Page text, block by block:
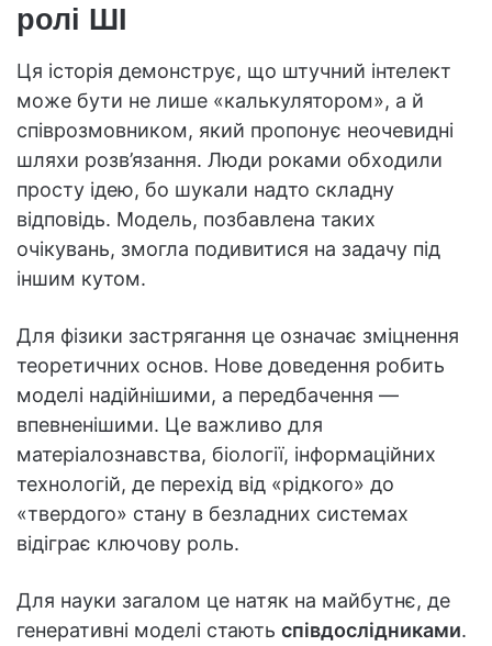
ролі ШІ
Ця історія демонструє, що штучний інтелект
може бути не лише «калькулятором», а й
співрозмовником, який пропонує неочевидні
шляхи розв’язання. Люди роками обходили
просту ідею, бо шукали надто складну
відповідь. Модель, позбавлена таких
очікувань, змогла подивитися на задачу під
іншим кутом.
Для фізики застрягання це означає зміцнення
теоретичних основ. Нове доведення робить
моделі надійнішими, а передбачення —
впевненішими. Це важливо для
матеріалознавства, біології, інформаційних
технологій, де перехід від «рідкого» до
«твердого» стану в безладних системах
відіграє ключову роль.
Для науки загалом це натяк на майбутнє, де
генеративні моделі стають співдослідниками.